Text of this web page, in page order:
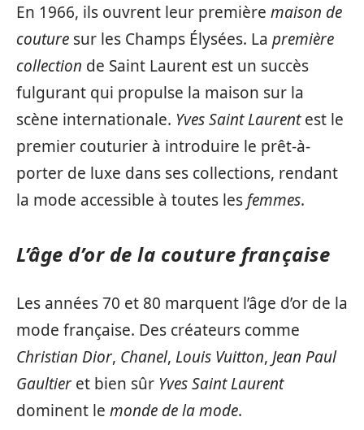
En 1966, ils ouvrent leur première maison de
couture sur les Champs Élysées. La première
collection de Saint Laurent est un succès
fulgurant qui propulse la maison sur la
scène internationale. Yves Saint Laurentest le
premier couturier à introduire le prêt-à-
porter de luxe dans ses collections, rendant
la mode accessible à toutes les femmes.
L’âge d’or de la couture française
Les années 70 et 80 marquent l’âge d’or de la
mode française. Des créateurs comme
Christian Dior, Chanel, Louis Vuitton, Jean Paul
Gaultier et bien sûr Yves Saint Laurent
dominent le monde de la mode.